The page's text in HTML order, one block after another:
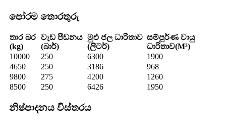
පෝරම තොරතුරු
තාර බර
(kg)
වැඩ පීඩනය
(බාර්)
මුළු ජල ධාරිතාව
(ලීටර්)
සම්පූර්ණ වායු
ධාරිතාව(M³)
10000
250 6300
1900
4650
250 3186
968
9800
275 4200
1260
8500
250 6426 1950
නිෂ්පාදනය විස්තරය